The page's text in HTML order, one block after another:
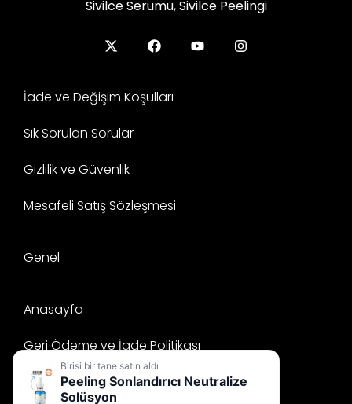
Sivilce Serumu, Sivilce Peelingi
İade ve Değişim Koşulları
Sık Sorulan Sorular
Gizlilik ve Güvenlik
Mesafeli Satış Sözleşmesi
Genel
Anasayfa
Geri Ödeme ve İade Politikası
Mesafeli Satış Sözleşmesi
Sivilce Serumu
Birisi bir tane satın aldı
Peeling Sonlandırıcı Neutralize
Solüsyon